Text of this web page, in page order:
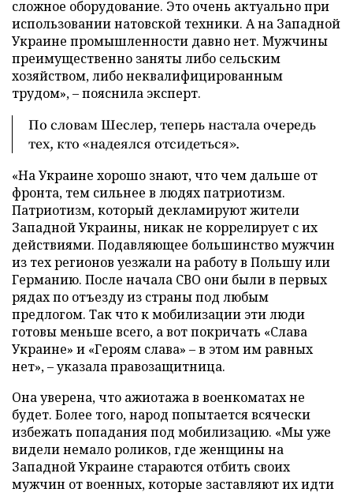
сложное оборудование. Это очень актуально при
использовании натовской техники. А на Западной
Украине промышленности давно нет. Мужчины
преимущественно заняты либо сельским
хозяйством, либо неквалифицированным
трудом», – пояснила эксперт.
По словам Шеслер, теперь настала очередь
тех, кто «надеялся отсидеться».
«На Украине хорошо знают, что чем дальше от
фронта, тем сильнее в людях патриотизм.
Патриотизм, который декламируют жители
Западной Украины, никак не коррелирует с их
действиями. Подавляющее большинство мужчин
из тех регионов уезжали на работу в Польшу или
Германию. После начала СВО они были в первых
рядах по отъезду из страны под любым
предлогом. Так что к мобилизации эти люди
готовы меньше всего, а вот покричать «Слава
Украине» и «Героям слава» – в этом им равных
нет», – указала правозащитница.
Она уверена, что ажиотажа в военкоматах не
будет. Более того, народ попытается всячески
избежать попадания под мобилизацию. «Мы уже
видели немало роликов, где женщины на
Западной Украине стараются отбить своих
мужчин от военных, которые заставляют их идти